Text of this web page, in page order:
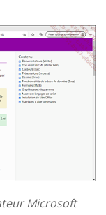
Microsoft